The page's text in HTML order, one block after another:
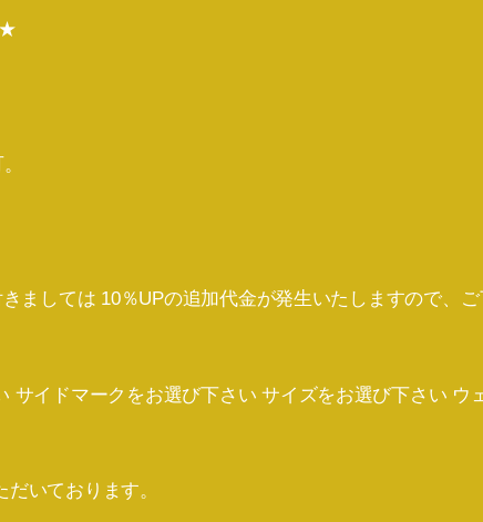
★
ましては 10％UPの追加代金が発生いたしますので、ご
サイドマークをお選び下さい サイズをお選び下さい ウ
いております。